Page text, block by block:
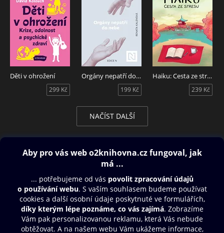
Děti v ohrožení
299 Kč
Orgány nepatří do nebe
199 Kč
Haiku: Cesta ze stresu
239 Kč
NAČÍST DALŠÍ
Obsah ke stažení
Moje O2 Knihovna
Další zábava